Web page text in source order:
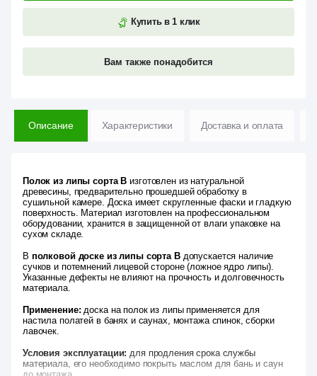
Купить в 1 клик
Вам также понадобится
Описание Характеристики Доставка и оплата
Полок из липы сорта В изготовлен из натуральной
древесины, предварительно прошедшей обработку в
сушильной камере. Доска имеет скругленные фаски и гладкую
поверхность. Материал изготовлен на профессиональном
оборудовании, хранится в защищенной от влаги упаковке на
сухом складе.
В полковой доске из липы сорта Вдопускается наличие
сучков и потемнений лицевой стороне (ложное ядро липы).
Указанные дефекты не влияют на прочность и долговечность
материала.
Применение: доска на полок из липы применяется для
настила полатей в банях и саунах, монтажа спинок, сборки
лавочек.
Условия эксплуатации: для продления срока службы
материала, его необходимо покрыть маслом для бань и саун